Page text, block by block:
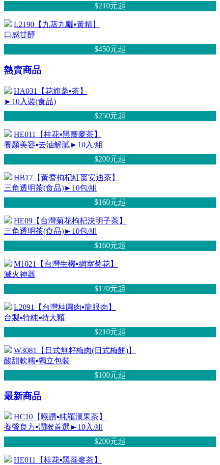
$210元起
L2190【九蒸九曬▪黃精】
口感甘醇
$450元起
熱賣商品
HA031【花旗蔘▪茶】
►10入裝(食品)
$250元起
HE011【桂花▪黑蕎麥茶】
養顏美容▪去油解膩►10入/組
$200元起
HB17【黃耆枸杞紅棗安迪茶】
三角透明茶(食品)►10包/組
$160元起
HE09【台灣菊花枸杞決明子茶】
三角透明茶(食品)►10包/組
$160元起
M1021【台灣生機▪網室菊花】
滅火神器
$170元起
L2091【台灣桂圓肉▪龍眼肉】
台製▪特純▪特大顆
$210元起
W3081【日式無籽梅肉(日式梅餅)】
酸甜軟糯▪獨立包裝
$100元起
最新商品
HC10【喉讚▪純羅漢果茶】
養聲良方▪潤喉首選►10入/組
$200元起
HE011【桂花▪黑蕎麥茶】